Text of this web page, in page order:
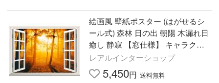
絵画風 壁紙ポスター (はがせるシ
ール式) 森林 日の出 朝陽 木漏れ日
癒し 静寂 【窓仕様】 キャラクロ
SNR-012MA1(A1版 830mm×585m
m)＜日本製＞
レアルインターショップ
5,450円 送料無料